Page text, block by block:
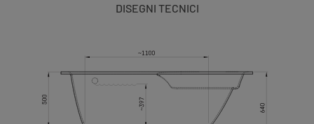
DISEGNI TECNICI